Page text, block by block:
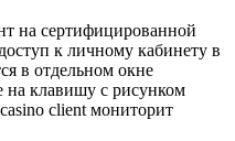
на сертифицированной
к личному кабинету в
в отдельном окне
на клавишу с рисунком
client мониторит